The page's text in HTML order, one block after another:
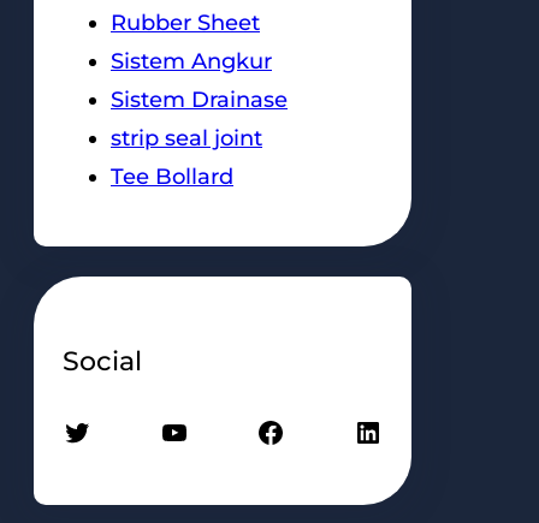
Rubber Sheet
Sistem Angkur
Sistem Drainase
strip seal joint
Tee Bollard
Social
Twitter YouTube Facebook LinkedIn